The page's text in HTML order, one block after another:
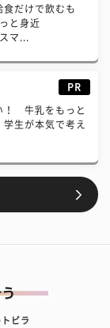
食だけで飲むも
と身近
マ...
PR
！ 牛乳をもっと
生が本気で考え
ビラ